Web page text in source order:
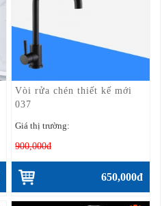
Vòi rửa chén thiết kế mới
037
Giá thị trường:
900,000đ
650,000đ